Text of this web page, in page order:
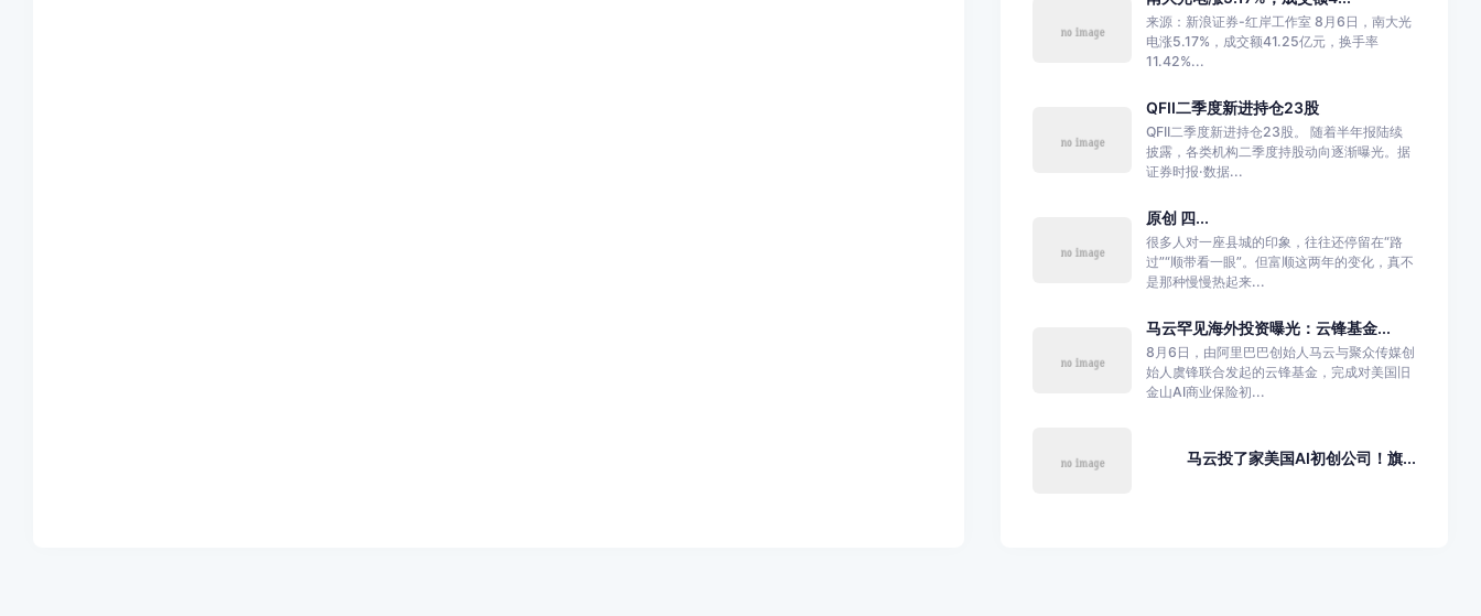
来源：新浪证券-红岸工作室 8月6日，南大光
电涨5.17%，成交额41.25亿元，换手率
11.42%...
QFII二季度新进持仓23股
QFII二季度新进持仓23股。 随着半年报陆续
披露，各类机构二季度持股动向逐渐曝光。据
证券时报·数据...
原创 四...
很多人对一座县城的印象，往往还停留在“路
过”“顺带看一眼”。但富顺这两年的变化，真不
是那种慢慢热起来...
马云罕见海外投资曝光：云锋基金...
8月6日，由阿里巴巴创始人马云与聚众传媒创
始人虞锋联合发起的云锋基金，完成对美国旧
金山AI商业保险初...
马云投了家美国AI初创公司！旗...